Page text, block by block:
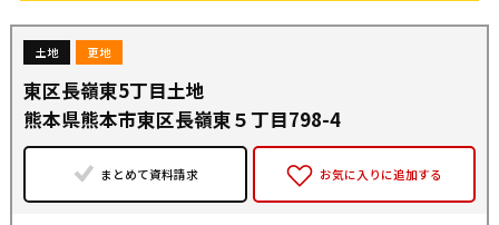
土地 更地
東区長嶺東5丁目土地
熊本県熊本市東区長嶺東５丁目798-4
まとめて資料請求 お気に入りに追加する